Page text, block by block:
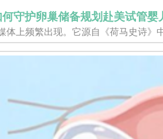
守护卵巢储备规划赴美试管婴
体上频繁出现。它源自《荷马史诗》